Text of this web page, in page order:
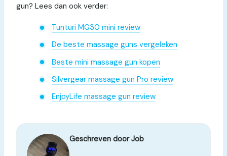
gun? Lees dan ook verder:
Tunturi MG30 mini review
De beste massage guns vergeleken
Beste mini massage gun kopen
Silvergear massage gun Pro review
EnjoyLife massage gun review
Geschreven door Job